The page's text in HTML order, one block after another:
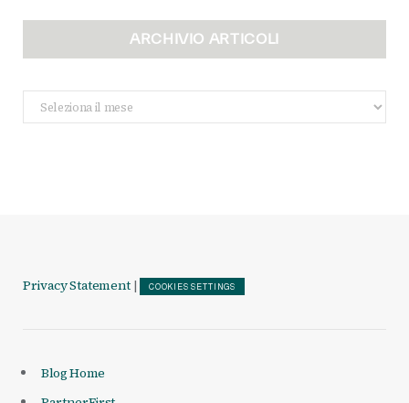
ARCHIVIO ARTICOLI
Archivio
Articoli
Privacy Statement | COOKIES SETTINGS
Blog Home